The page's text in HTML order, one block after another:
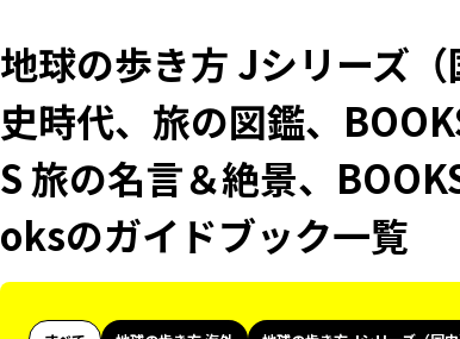
地球の歩き方 Jシリーズ
史時代、旅の図鑑、
S 旅の名言＆絶景、
oksのガイドブック一覧